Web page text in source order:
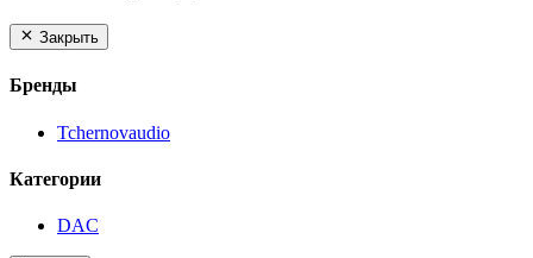
Закрыть
Бренды
Tchernovaudio
Категории
DAC